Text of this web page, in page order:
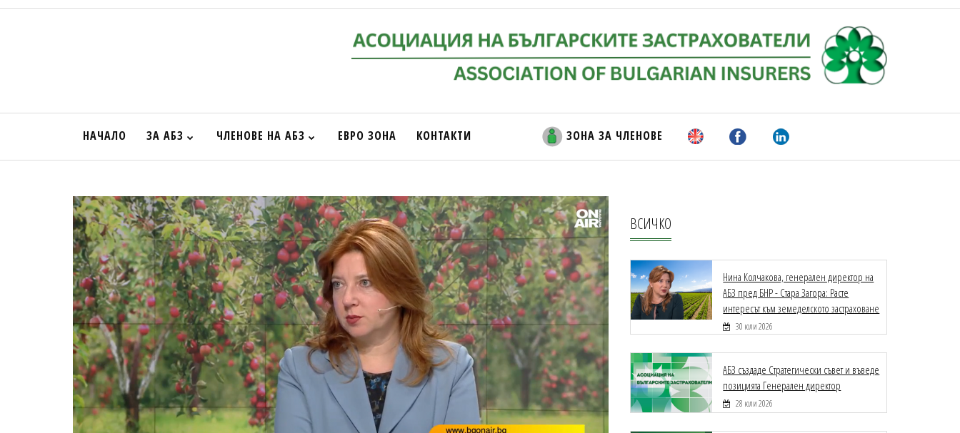
НАЧАЛО ЗА АБЗ ЧЛЕНОВЕ НА АБЗ ЕВРО ЗОНА КОНТАКТИ ЗОНА ЗА ЧЛЕНОВЕ
ВСИЧКО
Нина Колчакова, генерален директор на
АБЗ пред БНР - Стара Загора: Расте
интересът към земеделското застраховане
30 юли 2026
АБЗ създаде Стратегически съвет и въведе
позицията Генерален директор
28 юли 2026